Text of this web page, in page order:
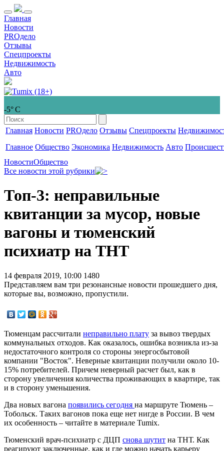
Главная
Новости
PROдело
Отзывы
Спецпроекты
Недвижимость
Авто
-5° С
Главная Новости PROдело Отзывы Спецпроекты
Главное Общество Экономика Недвижимость Авто
НовостиОбщество
Все новости этой рубрики
Топ-3: неправильные
квитанции за мусор, новые
вагоны и тюменский
психиатр на ТНТ
14 февраля 2019, 10:00 1480
Представляем вам три резонансные новости прошедшего дня,
которые вы, возможно, пропустили.
Тюменцам рассчитали неправильно плату за вывоз твердых
коммунальных отходов. Как оказалось, ошибка возникла из-за
недостаточного контроля со стороны энергосбытовой
компании "Восток". Неверные квитанции получили около 10-
15% потребителей. Причем неверный расчет был, как в
сторону увеличения количества проживающих в квартире, так
и в сторону уменьшения.
Два новых вагона появились сегодня на маршруте Тюмень –
Тобольск. Таких вагонов пока еще нет нигде в России. В чем
их особенность – читайте в материале Tumix.
Тюменский врач-психиатр с ДЦП снова шутит на ТНТ. Как
реагируют заключенные, как и где можно начать карьеру